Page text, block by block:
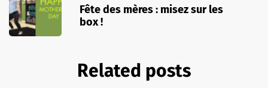
Fête des mères : misez sur les
box !
Related posts